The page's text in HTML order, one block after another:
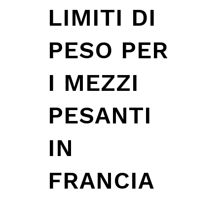
LIMITI DI
PESO PER
I MEZZI
PESANTI
IN
FRANCIA